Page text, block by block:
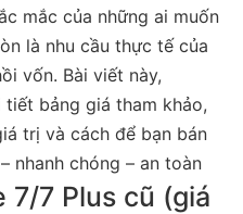
mắc của những ai muốn
là nhu cầu thực tế của
vốn. Bài viết này,
tiết bảng giá tham khảo,
trị và cách để bạn bán
nhanh chóng – an toàn
7/7 Plus cũ (giá